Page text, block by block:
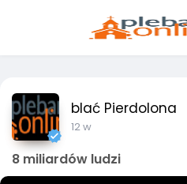
blać Pierdolona
12 w
8 miliardów ludzi